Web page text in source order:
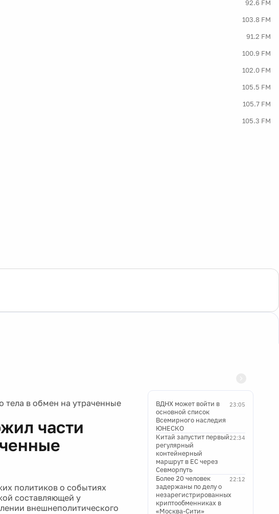
92.6 FM
103.8 FM
91.2 FM
100.9 FM
102.0 FM
105.5 FM
105.7 FM
105.3 FM
тела в обмен на утраченные
части
политиков о событиях
составляющей у
внешнеполитического
23:05
ВДНХ может войти в
основной список
Всемирного наследия
ЮНЕСКО
22:34
Китай запустит первый
регулярный
контейнерный
маршрут в ЕС через
Севморпуть
22:12
Более 20 человек
задержаны по делу о
незарегистрированных
криптообменниках в
«Москва-Сити»